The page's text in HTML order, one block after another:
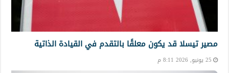
مصير تيسلا قد يكون معلقًا بالتقدم في القيادة الذاتية
25 يونيو, 2026 8:11 م